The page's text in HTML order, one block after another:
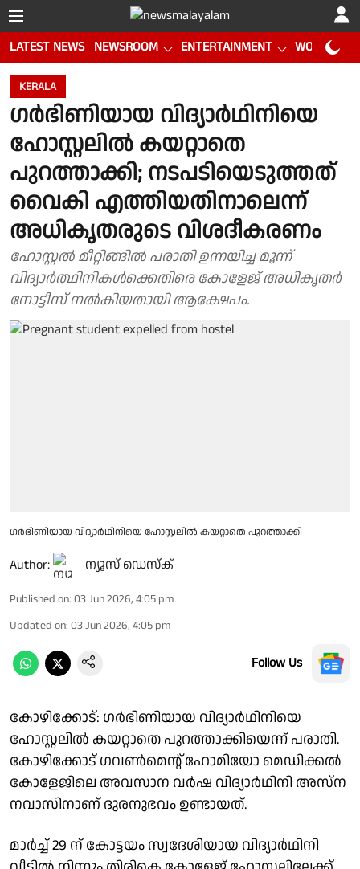
LATEST NEWS NEWSROOM ENTERTAINMENT WORLD CUP
KERALA
ഗർഭിണിയായ വിദ്യാർഥിനിയെ
ഹോസ്റ്റലിൽ കയറ്റാതെ
പുറത്താക്കി; നടപടിയെടുത്തത്
വൈകി എത്തിയതിനാലെന്ന്
അധികൃതരുടെ വിശദീകരണം
ഹോസ്റ്റൽ മീറ്റിങ്ങിൽ പരാതി ഉന്നയിച്ച മൂന്ന്
വിദ്യാർത്ഥിനികൾക്കെതിരെ കോളേജ് അധികൃതർ
നോട്ടീസ് നൽകിയതായി ആക്ഷേപം.
ഗർഭിണിയായ വിദ്യാർഥിനിയെ ഹോസ്റ്റലിൽ കയറ്റാതെ പുറത്താക്കി
Author: ന്യൂസ് ഡെസ്ക്
Published on: 03 Jun 2026, 4:05 pm
Updated on: 03 Jun 2026, 4:05 pm
Follow Us
കോഴിക്കോട്: ഗർഭിണിയായ വിദ്യാർഥിനിയെ
ഹോസ്റ്റലിൽ കയറ്റാതെ പുറത്താക്കിയെന്ന് പരാതി.
കോഴിക്കോട് ഗവൺമെൻ്റ് ഹോമിയോ മെഡിക്കൽ
കോളേജിലെ അവസാന വർഷ വിദ്യാർഥിനി അസ്ന
നവാസിനാണ് ദുരനുഭവം ഉണ്ടായത്.
മാർച്ച്‌ 29 ന് കോട്ടയം സ്വദേശിയായ വിദ്യാർഥിനി